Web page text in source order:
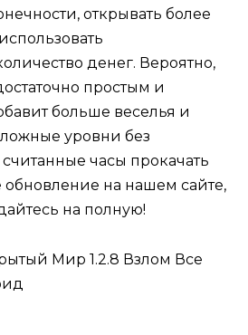
открывать более
денег. Вероятно,
простым и
больше веселья и
уровни без
часы прокачать
обновление на нашем сайте,
на полную!